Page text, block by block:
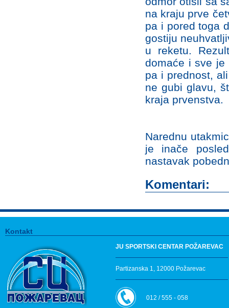
na kraju prve
pa i pored toga
gostiju
u reketu.
domaće i sve je
pa i prednost,
ne gubi glavu,
kraja prvenstva.
Narednu
je inače
nastavak
Komentari:
Kontakt
JU SPORTSKI CENTAR POŽAREVAC
Partizanska 1, 12000 Požarevac
012 / 555 - 058